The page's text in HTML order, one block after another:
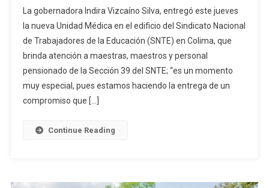
Entrega
Nueva
Unidad
Médica
Al
SNTE
La gobernadora Indira Vizcaíno Silva, entregó este jueves
la nueva Unidad Médica en el edificio del Sindicato Nacional
de Trabajadores de la Educación (SNTE) en Colima, que
brinda atención a maestras, maestros y personal
pensionado de la Sección 39 del SNTE; “es un momento
muy especial, pues estamos haciendo la entrega de un
compromiso que […]
Continue Reading